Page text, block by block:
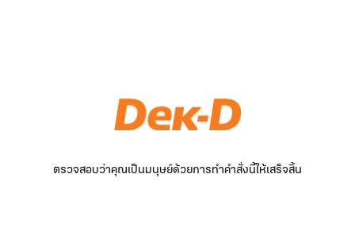
ตรวจสอบว่าคุณเป็นมนุษย์ด้วยการทำคำสั่งนี้ให้เสร็จสิ้น